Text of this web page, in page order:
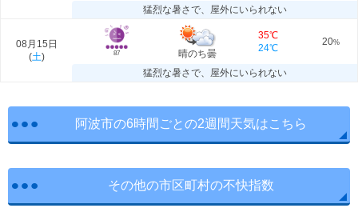
猛烈な暑さで、屋外にいられない
08月15日
(土) 87 晴のち曇
35℃
24℃
20%
猛烈な暑さで、屋外にいられない
阿波市の6時間ごとの2週間天気はこちら
その他の市区町村の不快指数